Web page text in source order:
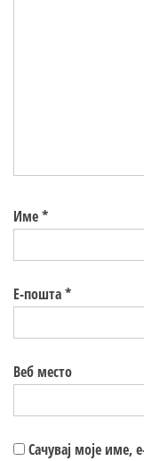
Име*
Е-пошта*
Веб место
Сачувај моје име,